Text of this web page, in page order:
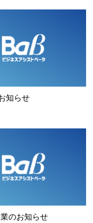
知らせ
のお知らせ